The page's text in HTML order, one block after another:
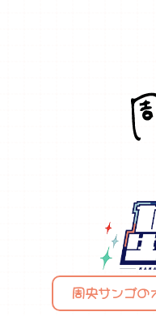
周央サンゴ